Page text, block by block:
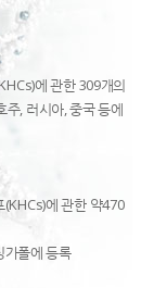
에 관한 309개의
주, 러시아, 중국 등에
에 관한 약470
가폴에 등록